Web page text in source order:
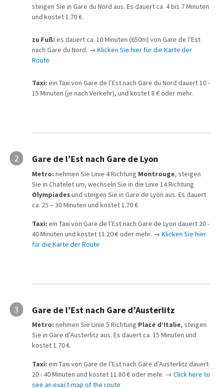
steigen Sie in Gare du Nord aus. Es dauert ca. 4 bis 7 Minuten
und kostet 1.70 €.
zu Fuß: es dauert ca. 10 Minuten (650m) von Gare de l’Est
nach Gare du Nord. → Klicken Sie hier für die Karte der
Route
Taxi: ein Taxi von Gare de l’Est nach Gare du Nord dauert 10 -
15 Minuten (je nach Verkehr), und kostet 8 € oder mehr.
2 Gare de l’Est nach Gare de Lyon
Metro: nehmen Sie Linie 4 Richtung Montrouge, steigen
Sie in Chatelet um, wechseln Sie in die Linie 14 Richtung
Olympiades und steigen Sie in Gare de Lyon aus. Es dauert
ca. 25 – 30 Minuten und kostet 1.70 €.
Taxi: ein Taxi von Gare de l’Est nach Gare de Lyon dauert 20 -
40 Minuten und kostet 11.20 € oder mehr. → Klicken Sie hier
für die Karte der Route
3 Gare de l’Est nach Gare d’Austerlitz
Metro: nehmen Sie Linie 5 Richtung Place d’Italie, steigen
Sie in Gare d’Austerlitz aus. Es dauert ca. 15 Minuten und
kostet 1.70 €.
Taxi: ein Taxi von Gare de l’Est nach Gare d’Austerlitz dauert
20 - 40 Minuten und kostet 11.80 € oder mehr. → Click here to
see an exact map of the route